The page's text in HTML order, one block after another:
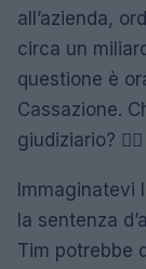
all’azienda,
circa un
questione è
Cassazione.
giudiziario? 🙋‍♀️
Immaginatevi
la sentenza
Tim potrebbe